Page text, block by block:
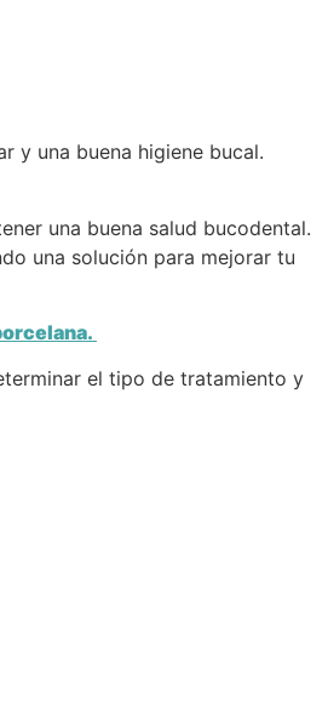
y una buena higiene bucal.
una buena salud bucodental.
una solución para mejorar tu
el tipo de tratamiento y